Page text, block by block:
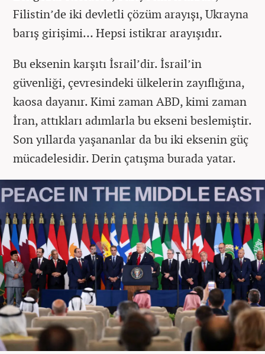
Filistin’de iki devletli çözüm arayışı, Ukrayna
barış girişimi… Hepsi istikrar arayışıdır.
Bu eksenin karşıtı İsrail’dir. İsrail’in
güvenliği, çevresindeki ülkelerin zayıflığına,
kaosa dayanır. Kimi zaman ABD, kimi zaman
İran, attıkları adımlarla bu ekseni beslemiştir.
Son yıllarda yaşananlar da bu iki eksenin güç
mücadelesidir. Derin çatışma burada yatar.